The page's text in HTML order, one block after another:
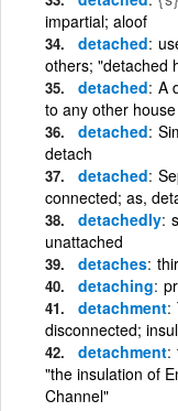
impartial; aloof
detached
others; "detached
detached A
to any other house
detached
detach
detached
connected; as,
detachedly
unattached
detaches
detaching
detachment
disconnected;
detachment
"the insulation of
Channel"